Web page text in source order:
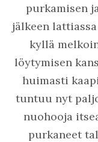
purkamisen
jälkeen
kyllä
löytymisen
huimasti
tuntuu nyt
nuohooja
purkaneet